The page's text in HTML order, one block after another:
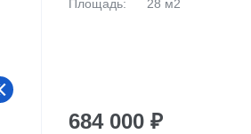
Площадь: 28 м2
684 000 ₽